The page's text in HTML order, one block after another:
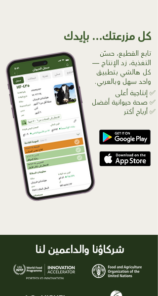
كل مزرعتك… بإيدك
✅ إنتاجية أعلى
✅ صحة حيوانية أفضل
✅ أرباح أكتر
تابع القطيع، حسّن
التغذية، زِد الإنتاج —
كل هالشي بتطبيق
واحد سهل وبالعربي.
شركاؤنا والداعمين لنا